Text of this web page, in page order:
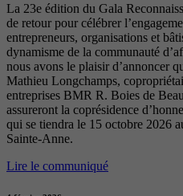
La 23e édition du Gala
de retour pour célébrer
entrepreneurs, organisations et
dynamisme de la communauté
nous avons le plaisir d’annoncer
Mathieu Longchamps,
entreprises BMR R. Boies de
assureront la coprésidence
qui se tiendra le 15 octobre 2026
Sainte-Anne.
Lire le communiqué